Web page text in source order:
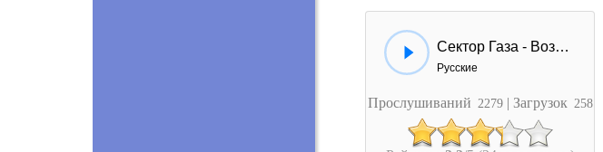
Сектор Газа - Возле дома твоего
Русские
Прослушиваний 2279 | Загрузок 258